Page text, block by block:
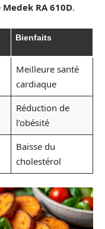
Medek RA 610D.
Bienfaits
Meilleure santé
cardiaque
Réduction de
l’obésité
Baisse du
cholestérol